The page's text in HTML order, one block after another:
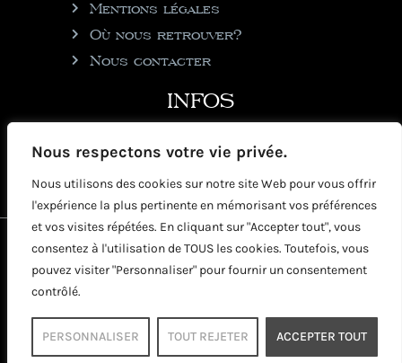
Nous respectons votre vie privée.
Nous utilisons des cookies sur notre site Web pour vous offrir
l'expérience la plus pertinente en mémorisant vos préférences
et vos visites répétées. En cliquant sur "Accepter tout", vous
consentez à l'utilisation de TOUS les cookies. Toutefois, vous
pouvez visiter "Personnaliser" pour fournir un consentement
contrôlé.
PERSONNALISER TOUT REJETER ACCEPTER TOUT
Mentions légales
Où nous retrouver?
Nous contacter
INFOS
97150 Saint-Martin
2026 © Copyright Rhumgouverneur